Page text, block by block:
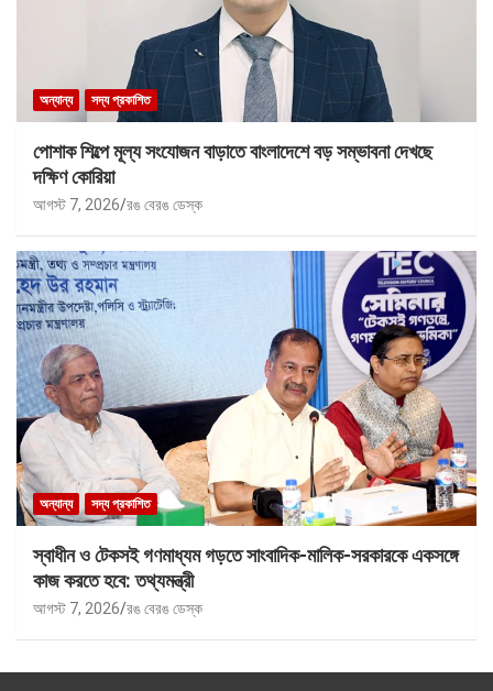
অন্যান্য সদ্য প্রকাশিত
পোশাক শিল্পে মূল্য সংযোজন বাড়াতে বাংলাদেশে বড় সম্ভাবনা দেখছে
দক্ষিণ কোরিয়া
আগস্ট 7, 2026 রঙ বেরঙ ডেস্ক
অন্যান্য সদ্য প্রকাশিত
স্বাধীন ও টেকসই গণমাধ্যম গড়তে সাংবাদিক-মালিক-সরকারকে একসঙ্গে
কাজ করতে হবে: তথ্যমন্ত্রী
আগস্ট 7, 2026 রঙ বেরঙ ডেস্ক